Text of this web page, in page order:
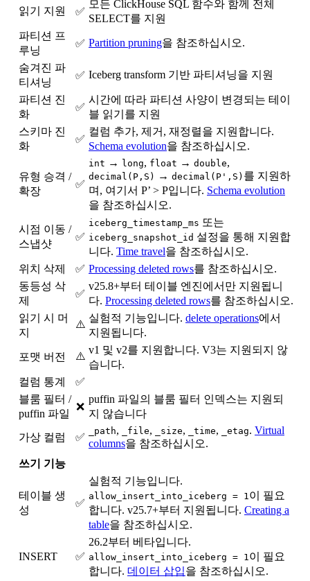
읽기 지원 ✅
모든 ClickHouse SQL 함수와 함께 전체
SELECT를 지원
파티션 프
루닝
✅ Partition pruning을 참조하십시오.
숨겨진 파
티셔닝
✅ Iceberg transform 기반 파티셔닝을 지원
파티션 진
화
✅
시간에 따라 파티션 사양이 변경되는 테이
블 읽기를 지원
스키마 진
화
✅
컬럼 추가, 제거, 재정렬을 지원합니다.
Schema evolution을 참조하십시오.
유형 승격 /
확장
✅
int → long, float → double,
decimal(P,S) → decimal(P',S) 를 지원하
며, 여기서 P’ > P입니다. Schema evolution
을 참조하십시오.
시점 이동 /
스냅샷
✅
iceberg_timestamp_ms 또는
iceberg_snapshot_id 설정을 통해 지원합
니다. Time travel을 참조하십시오.
위치 삭제
✅ Processing deleted rows를 참조하십시오.
동등성 삭
제
✅
v25.8+부터 테이블 엔진에서만 지원됩니
다. Processing deleted rows를 참조하십시오.
읽기 시 머
지
⚠️
실험적 기능입니다. delete operations에서
지원됩니다.
포맷 버전 ⚠️
v1 및 v2를 지원합니다. V3는 지원되지 않
습니다.
컬럼 통계
✅
블룸 필터 /
puffin 파일
❌
puffin 파일의 블룸 필터 인덱스는 지원되
지 않습니다
가상 컬럼
✅
_path, _file, _size, _time, _etag. Virtual
columns을 참조하십시오.
쓰기 기능
테이블 생
성
✅
실험적 기능입니다.
allow_insert_into_iceberg = 1 이 필요
합니다. v25.7+부터 지원됩니다. Creating a
table을 참조하십시오.
INSERT ✅
26.2부터 베타입니다.
allow_insert_into_iceberg = 1 이 필요
합니다. 데이터 삽입을 참조하십시오.